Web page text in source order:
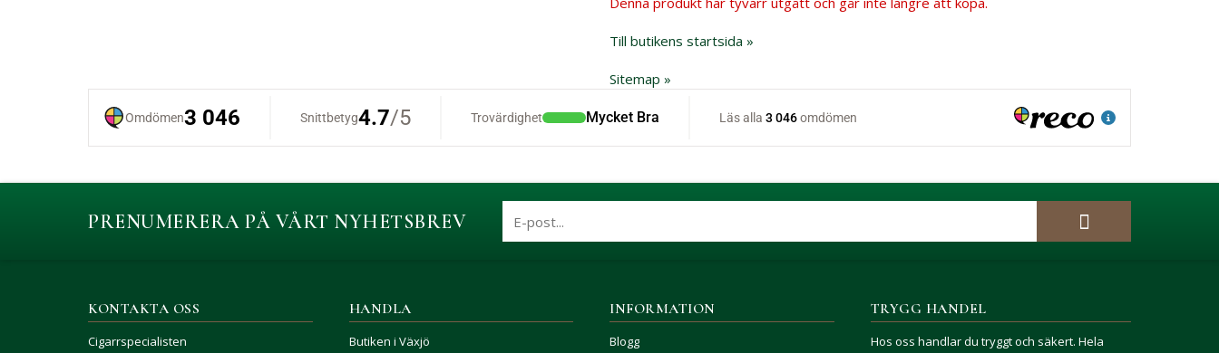
Till butikens startsida »
Sitemap »
PRENUMERERA PÅ VÅRT NYHETSBREV
KONTAKTA OSS
Cigarrspecialisten
HANDLA
Butiken i Växjö
INFORMATION
Blogg
TRYGG HANDEL
Hos oss handlar du tryggt och säkert. Hela